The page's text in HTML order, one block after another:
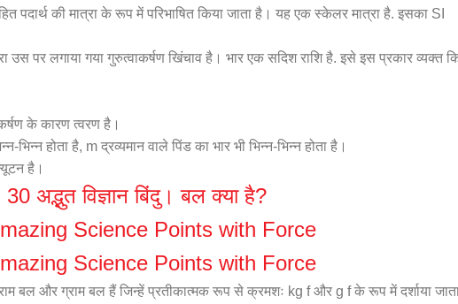
पदार्थ की मात्रा के रूप में परिभाषित किया जाता है। यह एक स्केलर मात्रा है. इसका SI
उस पर लगाया गया गुरुत्वाकर्षण खिंचाव है। भार एक सदिश राशि है. इसे इस प्रकार व्यक्त
के कारण त्वरण है।
होता है, m द्रव्यमान वाले पिंड का भार भी भिन्न-भिन्न होता है।
है।
30 अद्भुत विज्ञान बिंदु। बल क्या है?
Science Points with Force
Science Points with Force
बल और ग्राम बल हैं जिन्हें प्रतीकात्मक रूप से क्रमशः kg f और g f के रूप में दर्शाया